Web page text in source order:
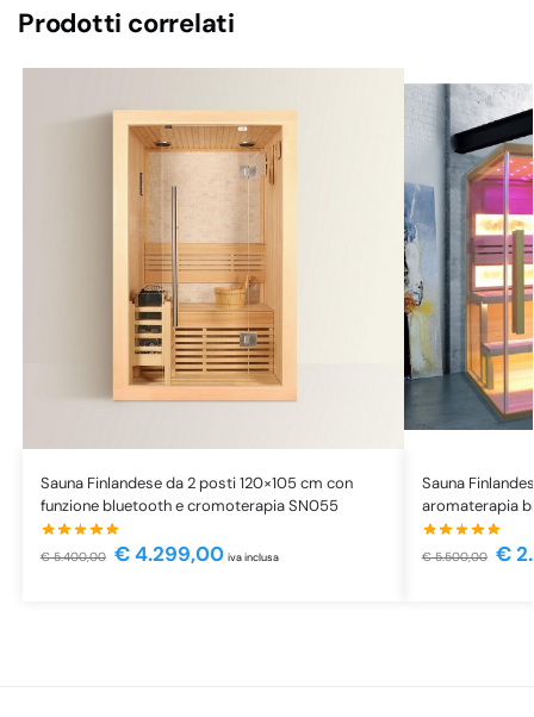
Prodotti correlati
Sauna Finlandese da 2 posti 120×105 cm con
funzione bluetooth e cromoterapia SN055
€5.400,00 €4.299,00 iva inclusa
Sauna
aromaterapia
€5.500,00 €